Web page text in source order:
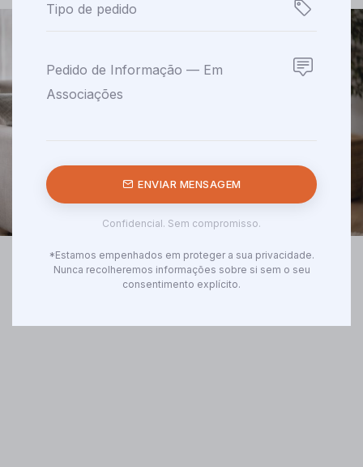
ENVIAR MENSAGEM
Confidencial. Sem compromisso.
*Estamos empenhados em proteger a sua privacidade.
Nunca recolheremos informações sobre si sem o seu
consentimento explícito.